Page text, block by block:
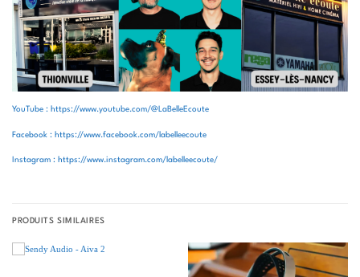
YouTube : https://www.youtube.com/@LaBelleEcoute
Facebook : https://www.facebook.com/labelleecoute
Instagram : https://www.instagram.com/labelleecoute/
PRODUITS SIMILAIRES